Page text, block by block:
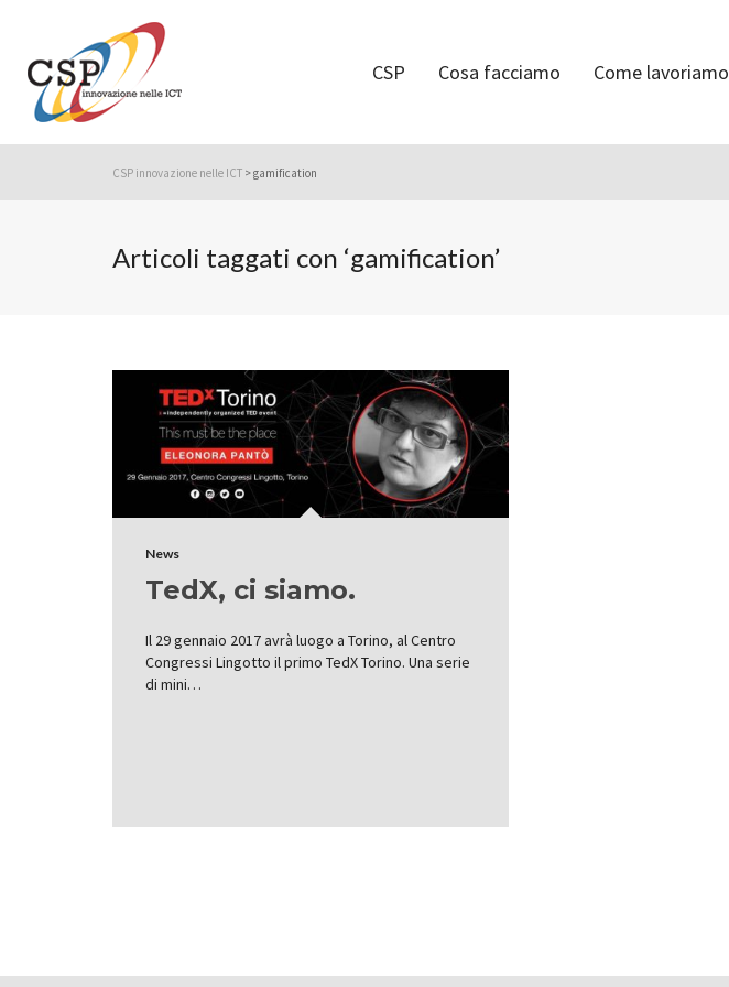
CSP Cosa facciamo Come lavoriamo
CSP innovazione nelle ICT >gamification
Articoli taggati con ‘gamification’
News
TedX, ci siamo.
Il 29 gennaio 2017 avrà luogo a Torino, al Centro
Congressi Lingotto il primo TedX Torino. Una serie
di mini…